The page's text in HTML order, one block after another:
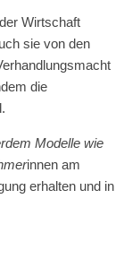
Wirtschaft
sie von den
die
Modelle wie
innen am
erhalten und in